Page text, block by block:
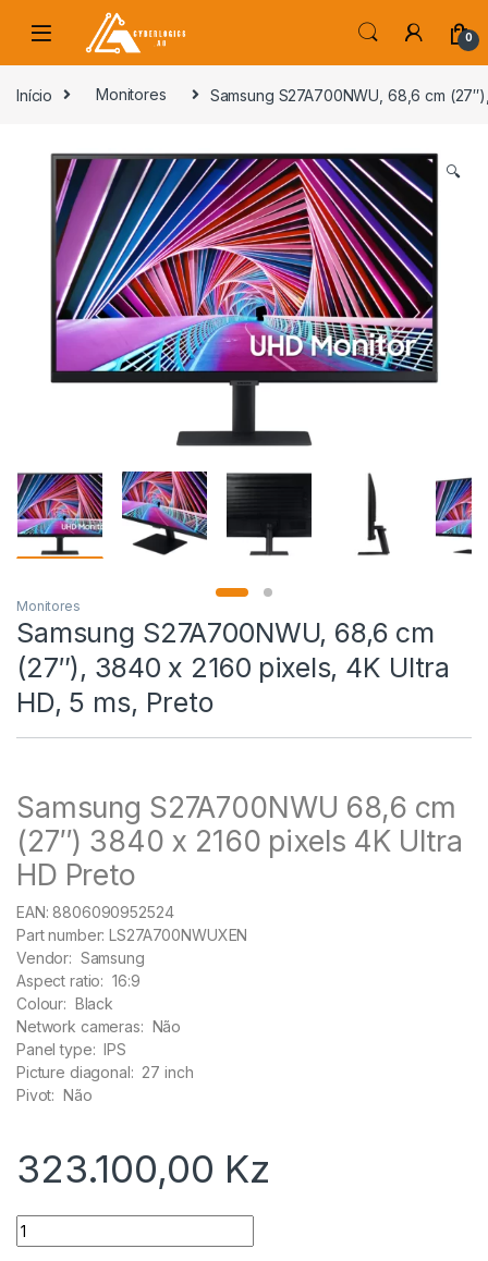
Skip to navigation
0
Início Monitores Samsung S27A700NWU, 68,6 cm
🔍
Monitores
Samsung S27A700NWU, 68,6 cm
(27″), 3840 x 2160 pixels, 4K Ultra
HD, 5 ms, Preto
Samsung S27A700NWU 68,6 cm
(27″) 3840 x 2160 pixels 4K Ultra
HD Preto
EAN: 8806090952524
Part number: LS27A700NWUXEN
Vendor: Samsung
Aspect ratio: 16:9
Colour: Black
Network cameras: Não
Panel type: IPS
Picture diagonal: 27 inch
Pivot: Não
323.100,00 Kz
Quantidade